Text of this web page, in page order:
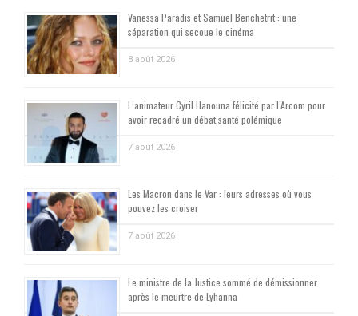
Vanessa Paradis et Samuel Benchetrit : une
séparation qui secoue le cinéma
8 août 2026
L’animateur Cyril Hanouna félicité par l’Arcom pour
avoir recadré un débat santé polémique
7 août 2026
Les Macron dans le Var : leurs adresses où vous
pouvez les croiser
7 août 2026
Le ministre de la Justice sommé de démissionner
après le meurtre de Lyhanna